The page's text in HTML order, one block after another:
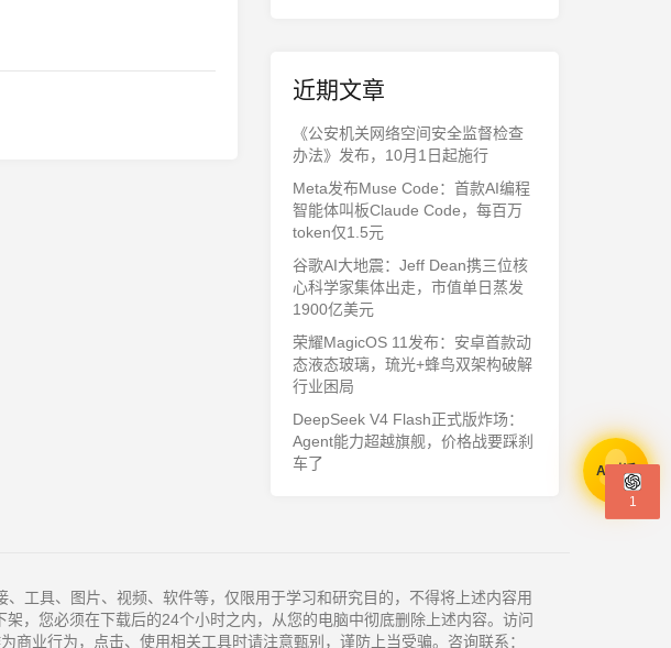
近期文章
《公安机关网络空间安全监督检查
办法》发布，10月1日起施行
Meta发布Muse Code：首款AI编程
智能体叫板Claude Code，每百万
token仅1.5元
谷歌AI大地震：Jeff Dean携三位核
心科学家集体出走，市值单日蒸发
1900亿美元
荣耀MagicOS 11发布：安卓首款动
态液态玻璃，琉光+蜂鸟双架构破解
行业困局
DeepSeek V4 Flash正式版炸场：
Agent能力超越旗舰，价格战要踩刹
车了
工具、图片、视频、软件等，仅限用于学习和研究目的，不得将上述内容用
，您必须在下载后的24个小时之内，从您的电脑中彻底删除上述内容。访问
业行为，点击、使用相关工具时请注意甄别，谨防上当受骗。咨询联系：
1
AI对话